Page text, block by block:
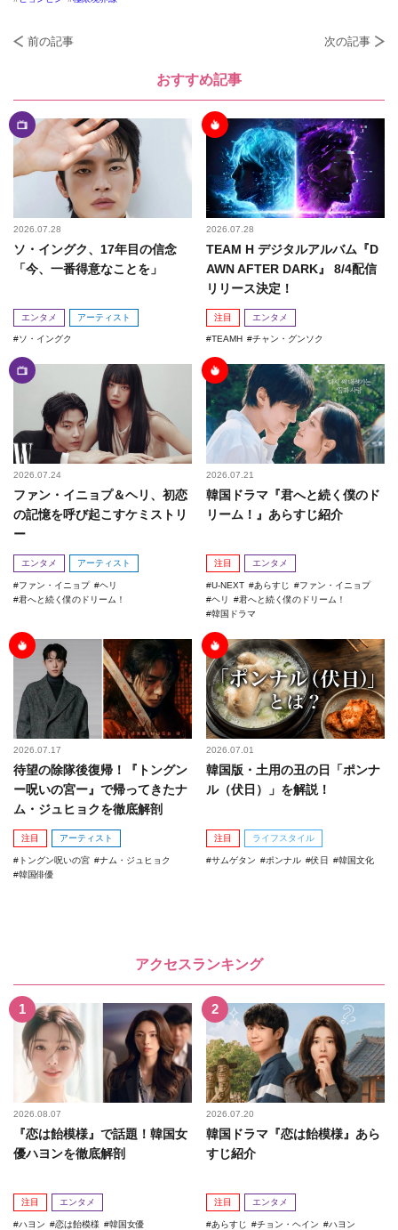
前の記事 次の記事
おすすめ記事
2026.07.28
ソ・イングク、17年目の信念
「今、一番得意なことを」
エンタメ アーティスト
ソ・イングク
2026.07.28
TEAM H デジタルアルバム『D
AWN AFTER DARK』 8/4配信
リリース決定！
注目 エンタメ
TEAMH チャン・グンソク
2026.07.24
ファン・イニョプ＆ヘリ、初恋
の記憶を呼び起こすケミストリ
ー
エンタメ アーティスト
ファン・イニョプ
ヘリ
君へと続く僕のドリーム！
2026.07.21
韓国ドラマ『君へと続く僕のド
リーム！』あらすじ紹介
注目 エンタメ
U-NEXT あらすじ
ファン・イニョプ
ヘリ
君へと続く僕のドリーム！
韓国ドラマ
2026.07.17
待望の除隊後復帰！『トングン
ー呪いの宮ー』で帰ってきたナ
ム・ジュヒョクを徹底解剖
注目 アーティスト
トングン呪いの宮
ナム・ジュヒョク
韓国俳優
2026.07.01
韓国版・土用の丑の日「ポンナ
ル（伏日）」を解説！
注目 ライフスタイル
サムゲタン ポンナル 伏日 韓国文化
アクセスランキング
2026.08.07
『恋は飴模様』で話題！韓国女
優ハヨンを徹底解剖
注目 エンタメ
ハヨン 恋は飴模様 韓国女優
2026.07.20
韓国ドラマ『恋は飴模様』あら
すじ紹介
注目 エンタメ
あらすじ チョン・ヘイン
ハヨン